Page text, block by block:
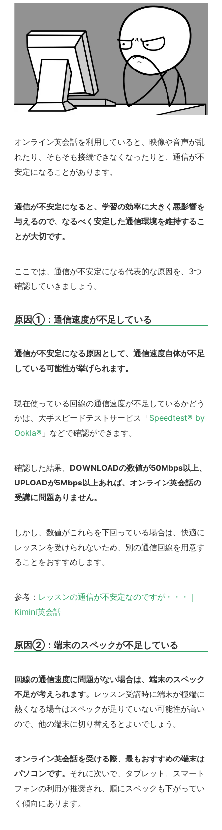
オンライン英会話を利用していると、映像や音声が乱
れたり、そもそも接続できなくなったりと、通信が不
安定になることがあります。
通信が不安定になると、学習の効率に大きく悪影響を
与えるので、なるべく安定した通信環境を維持するこ
とが大切です。
ここでは、通信が不安定になる代表的な原因を、3つ
確認していきましょう。
原因①：通信速度が不足している
通信が不安定になる原因として、通信速度自体が不足
している可能性が挙げられます。
現在使っている回線の通信速度が不足しているかどう
かは、大手スピードテストサービス「Speedtest® by
Ookla® 」などで確認ができます。
確認した結果、 DOWNLOADの数値が50Mbps以上、
UPLOADが5Mbps以上あれば、オンライン英会話の
受講に問題ありません。
しかし、数値がこれらを下回っている場合は、快適に
レッスンを受けられないため、別の通信回線を用意す
ることをおすすめします。
参考： レッスンの通信が不安定なのですが・・・｜
Kimini英会話
原因②：端末のスペックが不足している
回線の通信速度に問題がない場合は、端末のスペック
不足が考えられます。 レッスン受講時に端末が極端に
熱くなる場合はスペックが足りていない可能性が高い
ので、他の端末に切り替えるとよいでしょう。
オンライン英会話を受ける際、最もおすすめの端末は
パソコンです。 それに次いで、タブレット、スマート
フォンの利用が推奨され、順にスペックも下がってい
く傾向にあります。